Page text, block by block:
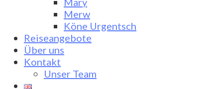
Merw
Köne Urgentsch
Reiseangebote
Über uns
Kontakt
Unser Team